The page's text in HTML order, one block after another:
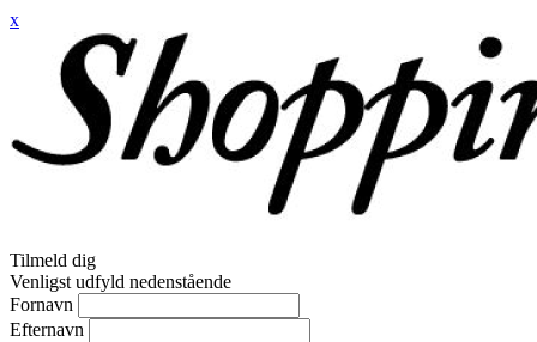
x
Tilmeld dig
Venligst udfyld nedenstående
Fornavn
Efternavn